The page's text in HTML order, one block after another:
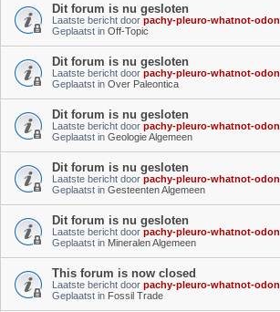
Dit forum is nu gesloten
Laatste bericht door pachy-pleuro-whatnot-odon
Geplaatst in Off-Topic
Dit forum is nu gesloten
Laatste bericht door pachy-pleuro-whatnot-odon
Geplaatst in Over Paleontica
Dit forum is nu gesloten
Laatste bericht door pachy-pleuro-whatnot-odon
Geplaatst in Geologie Algemeen
Dit forum is nu gesloten
Laatste bericht door pachy-pleuro-whatnot-odon
Geplaatst in Gesteenten Algemeen
Dit forum is nu gesloten
Laatste bericht door pachy-pleuro-whatnot-odon
Geplaatst in Mineralen Algemeen
This forum is now closed
Laatste bericht door pachy-pleuro-whatnot-odon
Geplaatst in Fossil Trade